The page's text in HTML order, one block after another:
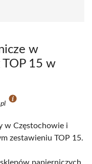
w
15 w
w Częstochowie i
zestawieniu TOP 15.